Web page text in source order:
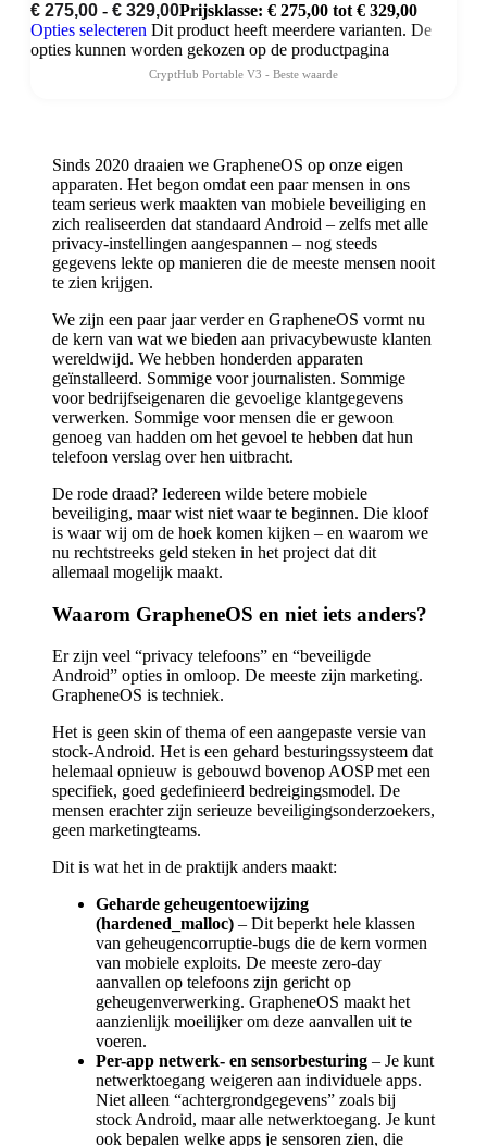
€ 275,00 - € 329,00Prijsklasse: € 275,00 tot € 329,00
Opties selecteren Dit product heeft meerdere varianten. De
opties kunnen worden gekozen op de productpagina
Sinds 2020 draaien we GrapheneOS op onze eigen
apparaten. Het begon omdat een paar mensen in ons
team serieus werk maakten van mobiele beveiliging en
zich realiseerden dat standaard Android – zelfs met alle
privacy-instellingen aangespannen – nog steeds
gegevens lekte op manieren die de meeste mensen nooit
te zien krijgen.
We zijn een paar jaar verder en GrapheneOS vormt nu
de kern van wat we bieden aan privacybewuste klanten
wereldwijd. We hebben honderden apparaten
geïnstalleerd. Sommige voor journalisten. Sommige
voor bedrijfseigenaren die gevoelige klantgegevens
verwerken. Sommige voor mensen die er gewoon
genoeg van hadden om het gevoel te hebben dat hun
telefoon verslag over hen uitbracht.
De rode draad? Iedereen wilde betere mobiele
beveiliging, maar wist niet waar te beginnen. Die kloof
is waar wij om de hoek komen kijken – en waarom we
nu rechtstreeks geld steken in het project dat dit
allemaal mogelijk maakt.
Waarom GrapheneOS en niet iets anders?
Er zijn veel “privacy telefoons” en “beveiligde
Android” opties in omloop. De meeste zijn marketing.
GrapheneOS is techniek.
Het is geen skin of thema of een aangepaste versie van
stock-Android. Het is een gehard besturingssysteem dat
helemaal opnieuw is gebouwd bovenop AOSP met een
specifiek, goed gedefinieerd bedreigingsmodel. De
mensen erachter zijn serieuze beveiligingsonderzoekers,
geen marketingteams.
Dit is wat het in de praktijk anders maakt:
Geharde geheugentoewijzing
(hardened_malloc) – Dit beperkt hele klassen
van geheugencorruptie-bugs die de kern vormen
van mobiele exploits. De meeste zero-day
aanvallen op telefoons zijn gericht op
geheugenverwerking. GrapheneOS maakt het
aanzienlijk moeilijker om deze aanvallen uit te
voeren.
Per-app netwerk- en sensorbesturing – Je kunt
netwerktoegang weigeren aan individuele apps.
Niet alleen “achtergrondgegevens” zoals bij
stock Android, maar alle netwerktoegang. Je kunt
ook bepalen welke apps je sensoren zien, die